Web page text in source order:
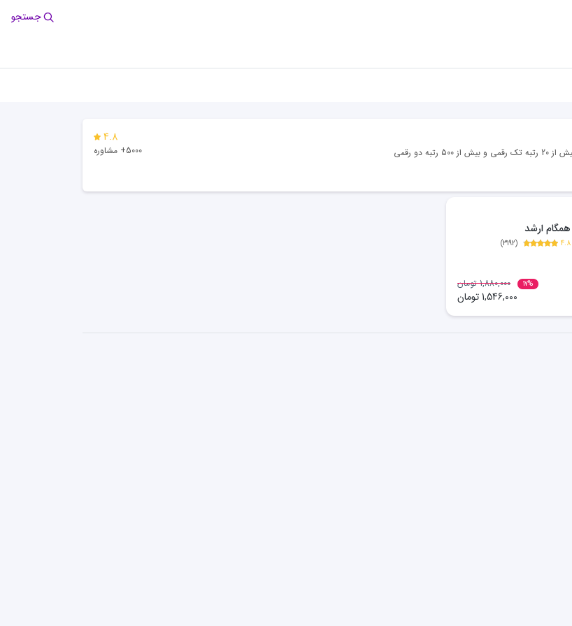
جستجو
دو رقمی
4.8
5000+ مشاوره
همگام ارشد
4.8
(
3192
)
17%
1,880,000 تومان
1,546,000تومان